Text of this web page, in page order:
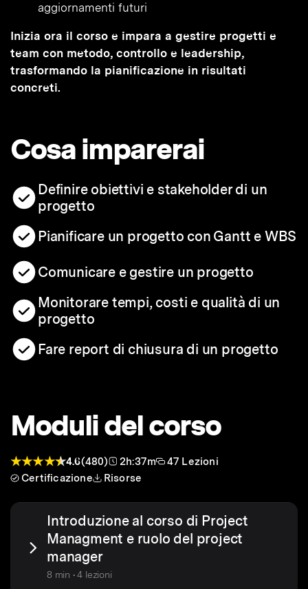
aggiornamenti futuri
Inizia ora il corso e impara a gestire progetti e
team con metodo, controllo e leadership,
trasformando la pianificazione in risultati
concreti.
Cosa imparerai
Definire obiettivi e stakeholder di un
progetto
Pianificare un progetto con Gantt e WBS
Comunicare e gestire un progetto
Monitorare tempi, costi e qualità di un
progetto
Fare report di chiusura di un progetto
Moduli del corso
4.6(480) 2h:37m
47 Lezioni
Certificazione
Risorse
Introduzione al corso di Project
Managment e ruolo del project
manager
8 min • 4 lezioni